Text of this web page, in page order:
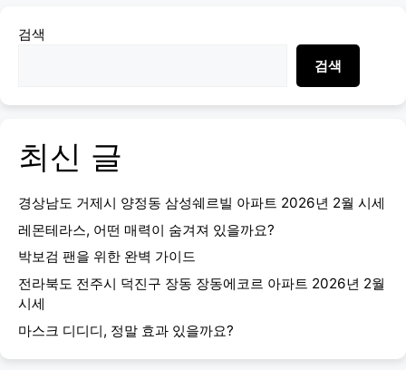
검색
검색
최신 글
경상남도 거제시 양정동 삼성쉐르빌 아파트 2026년 2월 시세
레몬테라스, 어떤 매력이 숨겨져 있을까요?
박보검 팬을 위한 완벽 가이드
전라북도 전주시 덕진구 장동 장동에코르 아파트 2026년 2월
시세
마스크 디디디, 정말 효과 있을까요?